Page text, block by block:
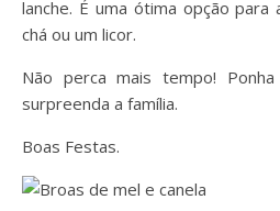
lanche. É uma ótima opção para
chá ou um licor.
Não perca mais tempo!
surpreenda a família.
Boas Festas.